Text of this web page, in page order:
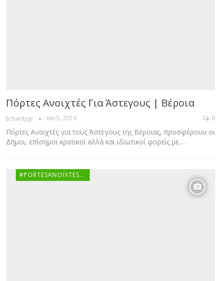
Πόρτες Ανοιχτές Για Άστεγους | Βέροια
Echaritygr Ιαν 5, 2019 0
Πόρτες Ανοιχτές για τους Άστεγους της Βέροιας, προσφέρουν οι
Δήμοι, επίσημοι κρατικοί αλλά και ιδιωτικοί φορείς με…
#PORTESANOIXTESGR